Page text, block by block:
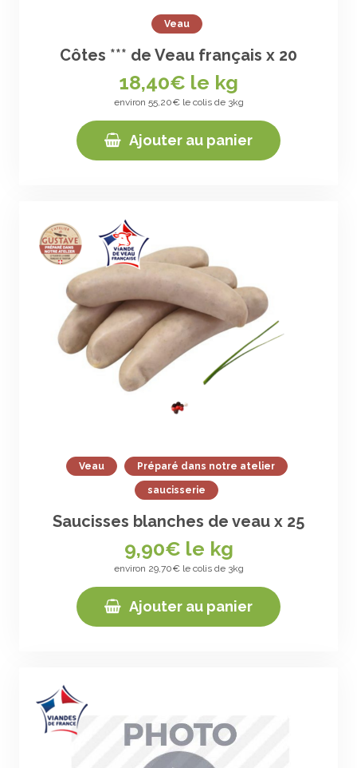
Veau
Côtes *** de Veau français x 20
18,40€ le kg
environ 55,20€ le colis de 3kg
Ajouter au panier
Veau Préparé dans notre atelier
saucisserie
Saucisses blanches de veau x 25
9,90€ le kg
environ 29,70€ le colis de 3kg
Ajouter au panier